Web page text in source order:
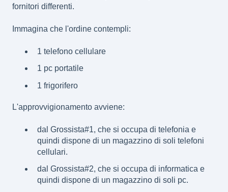
fornitori differenti.
Immagina che l'ordine contempli:
1 telefono cellulare
1 pc portatile
1 frigorifero
L'approvvigionamento avviene:
dal Grossista#1, che si occupa di telefonia e
quindi dispone di un magazzino di soli telefoni
cellulari.
dal Grossista#2, che si occupa di informatica e
quindi dispone di un magazzino di soli pc.